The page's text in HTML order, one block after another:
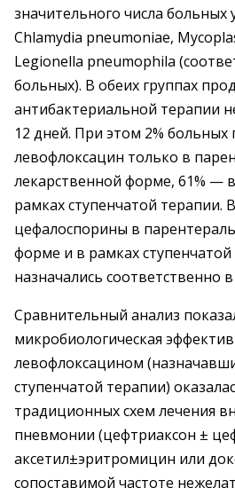
значительного числа больных
Chlamydia pneumoniae,
Legionella pneumophila
больных). В обеих группах
антибактериальной терапии
12 дней. При этом 2% больных
левофлоксацин только в
лекарственной форме, 61% —
рамках ступенчатой терапии.
цефалоспорины в
форме и в рамках
назначались соответственно в
Сравнительный анализ
микробиологическая
левофлоксацином
ступенчатой терапии)
традиционных схем лечения
пневмонии (цефтриаксон ±
аксетил±эритромицин или
сопоставимой частоте